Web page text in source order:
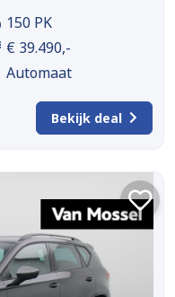
150 PK
€ 39.490,-
Automaat
Bekijk deal